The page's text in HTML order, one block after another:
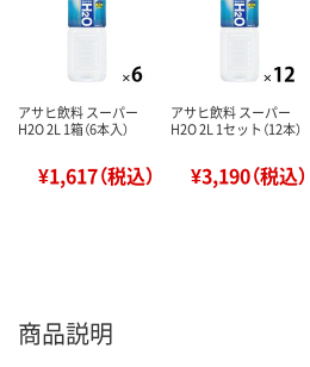
アサヒ飲料 スーパー
H2O 2L 1箱（6本入）
¥1,617（税込）
アサヒ飲料 スーパー
H2O 2L 1セット（12本）
¥3,190（税込）
商品説明